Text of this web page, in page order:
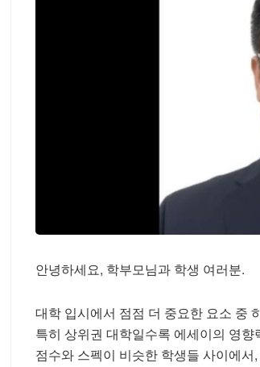
안녕하세요, 학부모님과 학생 여러분.
대학 입시에서 점점 더 중요한 요소 중
특히 상위권 대학일수록 에세이의 영
점수와 스펙이 비슷한 학생들 사이에